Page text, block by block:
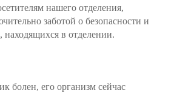
нашего отделения,
заботой о безопасности и
находящихся в отделении.
болен, его организм сейчас